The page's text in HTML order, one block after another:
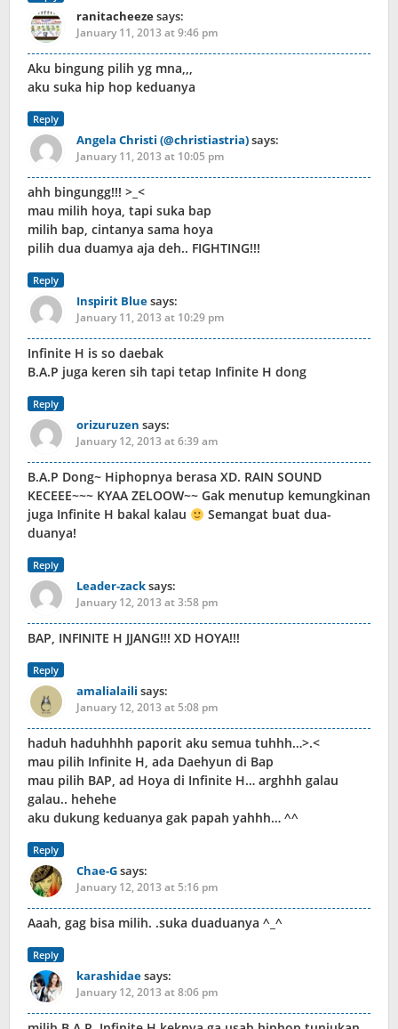
ranitacheezesays:
January 11, 2013 at 9:46 pm
Aku bingung pilih yg mna,,,
aku suka hip hop keduanya
Reply
Angela Christi (@christiastria)says:
January 11, 2013 at 10:05 pm
ahh bingungg!!! >_<
mau milih hoya, tapi suka bap
milih bap, cintanya sama hoya
pilih dua duamya aja deh.. FIGHTING!!!
Reply
Inspirit Bluesays:
January 11, 2013 at 10:29 pm
Infinite H is so daebak
B.A.P juga keren sih tapi tetap Infinite H dong
Reply
orizuruzen says:
January 12, 2013 at 6:39 am
B.A.P Dong~ Hiphopnya berasa XD. RAIN SOUND
KECEEE~~~ KYAA ZELOOW~~ Gak menutup kemungkinan
juga Infinite H bakal kalau
Semangat buat dua-
duanya!
Reply
Leader-zacksays:
January 12, 2013 at 3:58 pm
BAP, INFINITE H JJANG!!! XD HOYA!!!
Reply
amalialaili says:
January 12, 2013 at 5:08 pm
haduh haduhhhh paporit aku semua tuhhh…>.<
mau pilih Infinite H, ada Daehyun di Bap
mau pilih BAP, ad Hoya di Infinite H… arghhh galau
galau.. hehehe
aku dukung keduanya gak papah yahhh… ^^
Reply
Chae-Gsays:
January 12, 2013 at 5:16 pm
Aaah, gag bisa milih. .suka duaduanya ^_^
Reply
karashidaesays:
January 12, 2013 at 8:06 pm